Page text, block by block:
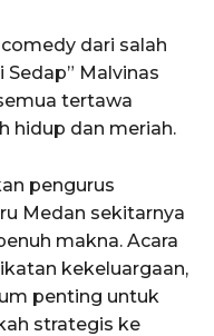
dari salah
Malvinas
tertawa
hidup dan meriah.
pengurus
Medan sekitarnya
makna. Acara
kekeluargaan,
penting untuk
strategis ke